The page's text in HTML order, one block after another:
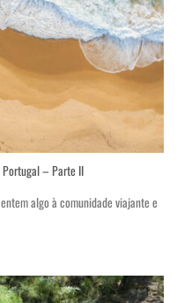
Portugal – Parte II
algo à comunidade viajante e